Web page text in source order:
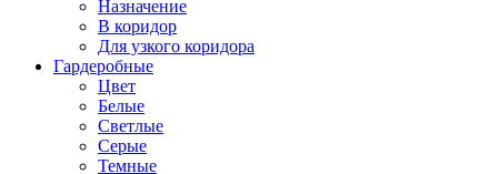
Назначение
В коридор
Для узкого коридора
Гардеробные
Цвет
Белые
Светлые
Серые
Темные